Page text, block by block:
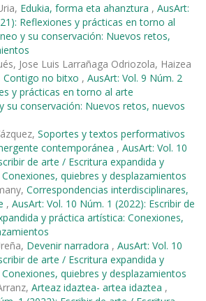
Edukia, forma eta ahanztura , AusArt:
Reflexiones y prácticas en torno al
y su conservación: Nuevos retos,
Jose Luis Larrañaga Odriozola, Haizea
Contigo no bitxo , AusArt: Vol. 9 Núm. 2
y prácticas en torno al arte
su conservación: Nuevos retos, nuevos
Soportes y textos performativos
contemporánea , AusArt: Vol. 10
de arte / Escritura expandida y
quiebres y desplazamientos
Correspondencias interdisciplinares,
, AusArt: Vol. 10 Núm. 1 (2022): Escribir de
y práctica artística: Conexiones,
Devenir narradora , AusArt: Vol. 10
de arte / Escritura expandida y
quiebres y desplazamientos
Arteaz idaztea- artea idaztea ,